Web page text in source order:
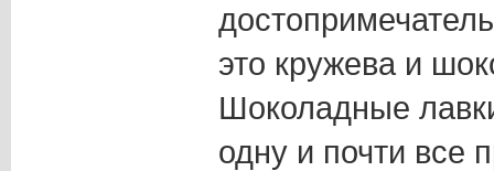
это кружева и
Шоколадные
одну и почти все